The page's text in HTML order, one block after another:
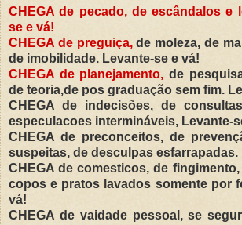
CHEGA de pecado, deescândalos e
se e vá!
CHEGA de preguiça,de moleza, de
de imobilidade. Levante-se e vá!
CHEGA de planejamento,de
de teoria,de pos graduação sem fim.
CHEGA de indecisões, de
especulacoes intermináveis, Levante-
CHEGA de preconceitos, de
suspeitas, de desculpas esfarrapadas.
CHEGA decomesticos, de
copos e pratos lavados somente por
vá!
CHEGA de vaidade pessoal, se